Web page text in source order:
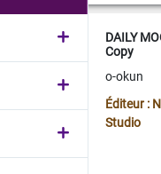
DAILY
Copy
o-okun
Éditeur :
Studio